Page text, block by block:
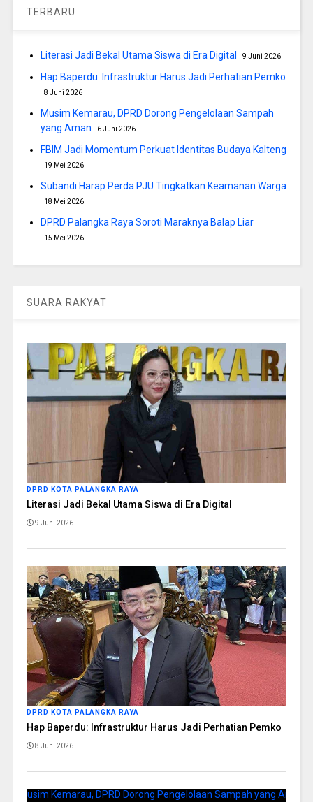
TERBARU
Literasi Jadi Bekal Utama Siswa di Era Digital 9 Juni 2026
Hap Baperdu: Infrastruktur Harus Jadi Perhatian Pemko
8 Juni 2026
Musim Kemarau, DPRD Dorong Pengelolaan Sampah
yang Aman
6 Juni 2026
FBIM Jadi Momentum Perkuat Identitas Budaya Kalteng
19 Mei 2026
Subandi Harap Perda PJU Tingkatkan Keamanan Warga
18 Mei 2026
DPRD Palangka Raya Soroti Maraknya Balap Liar
15 Mei 2026
SUARA RAKYAT
DPRD KOTA PALANGKA RAYA
Literasi Jadi Bekal Utama Siswa di Era Digital
9 Juni 2026
DPRD KOTA PALANGKA RAYA
Hap Baperdu: Infrastruktur Harus Jadi Perhatian Pemko
8 Juni 2026